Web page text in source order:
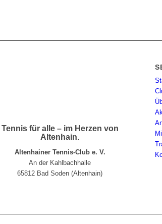
Tennis für alle – im Herzen von
Altenhain.
Altenhainer Tennis-Club e. V.
An der Kahlbachhalle
65812 Bad Soden (Altenhain)